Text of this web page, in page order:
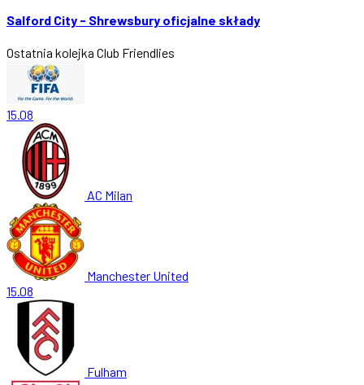
Salford City - Shrewsbury oficjalne składy
Ostatnia kolejka Club Friendlies
15.08
AC Milan
Manchester United
15.08
Fulham